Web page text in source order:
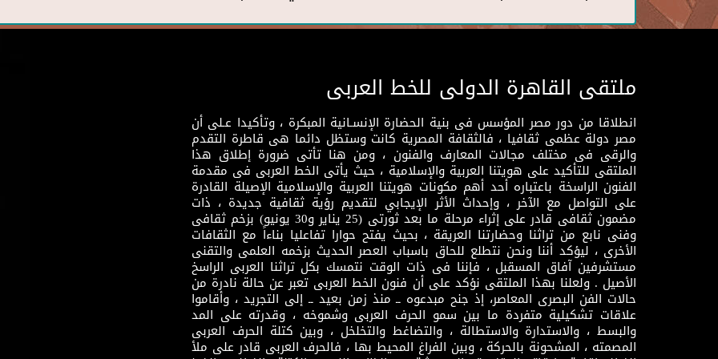
ملتقى القاهرة الدولى للخط العربى
انطلاقا من دور مصر المؤسس فى بنية الحضارة الإنسـانية المبكرة ، وتأكيدا عـلى أن
مصر دولة عظمى ثقافيا ، فالثقافة المصرية كانت وستظل دائما هى قاطرة التقدم
والرقى فى مختلف مجالات المعارف والفنون ، ومن هنا تأتى ضرورة إطلاق هذا
الملتقى للتأكيد على هويتنا العربية والإسلامية ، حيث يأتى الخط العربى فى مقدمة
الفنون الراسخة باعتباره أحد أهم مكونات هويتنا العربية والإسلامية الإصيلة القادرة
على التواصل مع الآخر ، وإحداث الأثر الإيجابي لتقديم رؤية ثقافية جديدة ، ذات
مضمون ثقافى قادر على إثراء مرحلة ما بعد ثورتى (25 يناير و30 يونيو) بزخم ثقافى
وفنى نابع من تراثنا وحضارتنا العريقة ، بحيث يفتح حوارا تفاعليا بناءاً مع الثقافات
الأخرى ، ليؤكد أننا ونحن نتطلع للحاق باسباب العصر الحديث بزخمه العلمى والتقنى
مستشرفين آفاق المسقبل ، فإننا فى ذات الوقت نتمسك بكل تراثنا العربى الراسخ
الأصيل . ولعلنا بهذا الملتقى نؤكد على أن فنون الخط العربى تعبر عن حالة نادرة من
حالات الفن البصرى المعاصر، إذ جنح مبدعوه ــ منذ زمن بعيد ــ إلى التجريد ، وأقاموا
علاقات تشكيلية متفردة ما بين سمو الحرف العربى وشموخه ، وقدرته على المد
والبسط ، والاستدارة والاستطالة ، والتضاغط والتخلخل ، وبين كتلة الحرف العربى
المصمته ، المشحونة بالحركة ، وبين الفراغ المحيط بها ، فالحرف العربى قادر على ملأ